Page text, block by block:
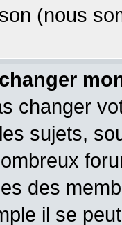
(nous
changer
sujets,
des
il se